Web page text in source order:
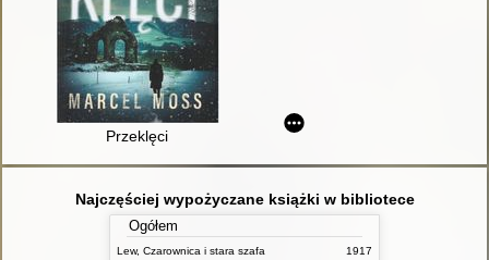
Przeklęci
Najczęściej wypożyczane książki w bibliotece
Ogółem
Lew, Czarownica i stara szafa
1917